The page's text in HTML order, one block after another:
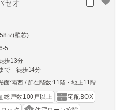
セオ
㎡(壁芯)
5
歩13分
で 徒歩14分
面:南西 所在階数:11階・地上11階
総戸数100戸以上
宅配BOX